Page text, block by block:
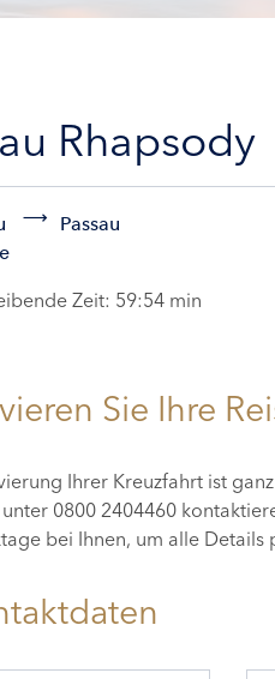
Rhapsody
Passau
Zeit: 59:53 min
Sie Ihre
Ihrer Kreuzfahrt ist
0800 2404460
bei Ihnen, um alle